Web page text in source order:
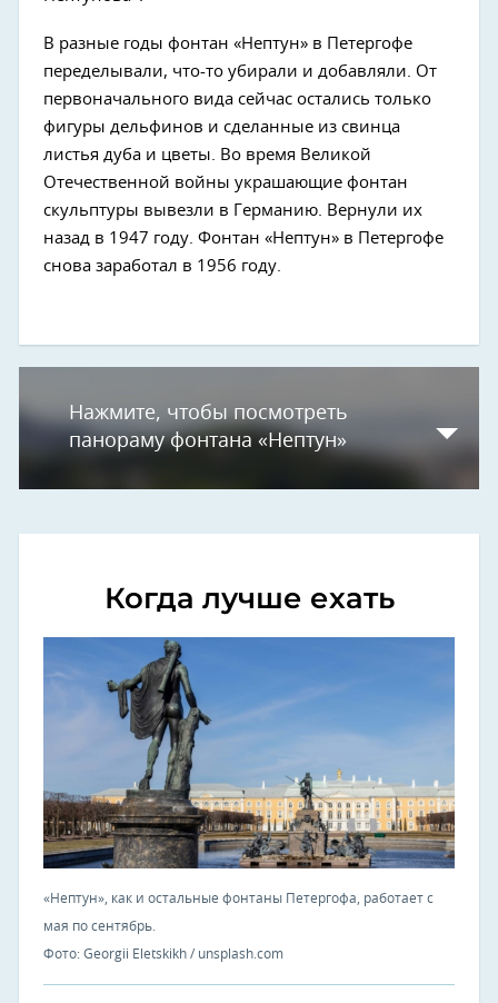
В разные годы фонтан «Нептун» в Петергофе
переделывали, что-то убирали и добавляли. От
первоначального вида сейчас остались только
фигуры дельфинов и сделанные из свинца
листья дуба и цветы. Во время Великой
Отечественной войны украшающие фонтан
скульптуры вывезли в Германию. Вернули их
назад в 1947 году. Фонтан «Нептун» в Петергофе
снова заработал в 1956 году.
Нажмите, чтобы посмотреть
панораму фонтана «Нептун»
Когда лучше ехать
«Нептун», как и остальные фонтаны Петергофа, работает с
мая по сентябрь.
Фото: Georgii Eletskikh / unsplash.com